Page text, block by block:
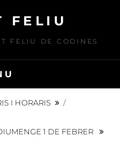
FELIU
FELIU DE CODINES
I HORARIS /
1 DE FEBRER